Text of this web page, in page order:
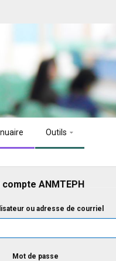
Outils
compte ANMTEPH
ou adresse de courriel
Mot de passe